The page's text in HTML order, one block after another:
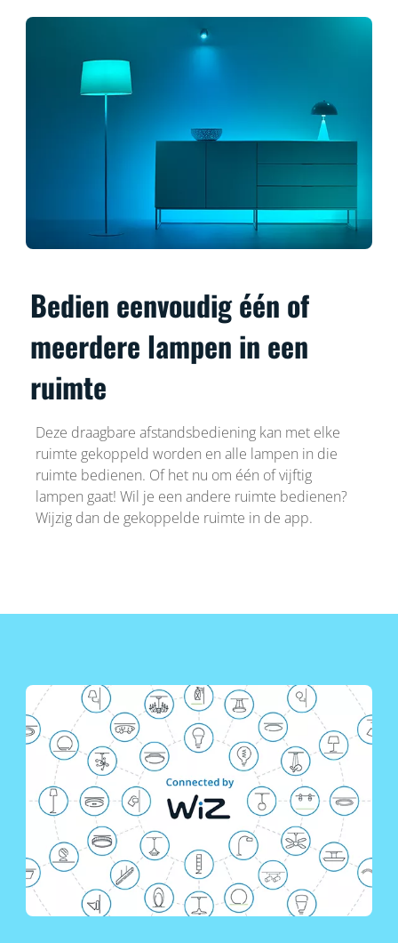
Bedien eenvoudig één of
meerdere lampen in een
ruimte
Deze draagbare afstandsbediening kan met elke
ruimte gekoppeld worden en alle lampen in die
ruimte bedienen. Of het nu om één of vijftig
lampen gaat! Wil je een andere ruimte bedienen?
Wijzig dan de gekoppelde ruimte in de app.